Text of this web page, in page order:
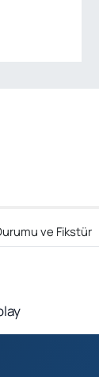
ve Fikstür